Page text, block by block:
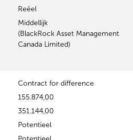
e
Reëel
Middellijk
(BlackRock Asset Management
Canada Limited)
Contract for difference
155.874,00
351.144,00
Potentieel